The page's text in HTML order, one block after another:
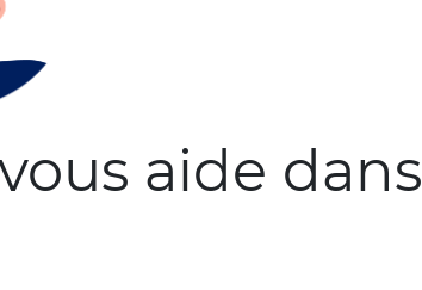
aide dans